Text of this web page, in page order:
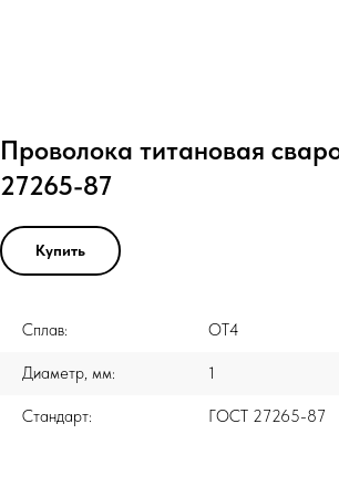
Проволока титановая
27265-87
Купить
Сплав: ОТ4
Диаметр, мм: 1
Стандарт: ГОСТ 27265-87